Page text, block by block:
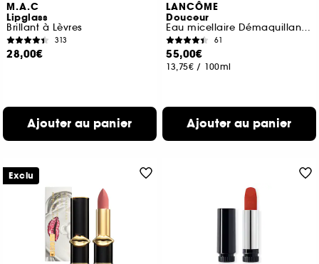
M.A.C
Lipglass
Brillant à Lèvres
313
28,00€
Ajouter au panier
LANCÔME
Douceur
Eau micellaire Démaquillante Visage, Yeux, Lèvres
61
55,00€
13,75€ / 100ml
Ajouter au panier
Exclu